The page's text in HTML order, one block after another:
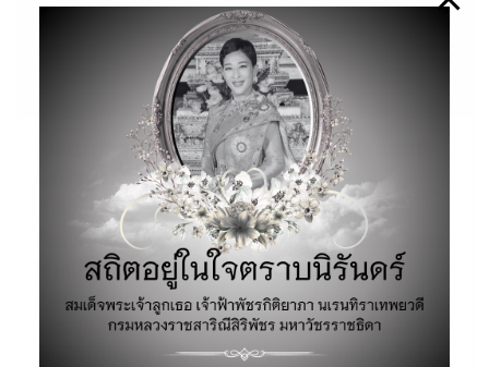
เงื่อนไขการส่งเสริมจากภาครัฐทำให้รถยนต์
ไฟฟ้าน่าซื้อหรือยัง?
13/12/2022 Featured,บทความ
เงื่อนไขใหม่จากภาครัฐที่มีการให้เงินอุดหนุนเพื่อส่งเสริมการ
ใช้รถไฟฟ้า โดยพิจารณาถึงขนาดของรถและราคาขาย
ประกอบกัน (เช่น ไม่เกิน 2 ล้านบาทและต้องมีแบตเตอรี่ที่มี
ความจุไม่น้อยกว่า 30 kWh) รวมถึงมีการกำหนดเงื่อนไขที่จะ
ต้องมีการประกอบภายในประเทศในจำนวนคันที่เป็นสัดส่วน